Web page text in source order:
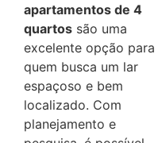
apartamentos de 4
quartos são uma
excelente opção para
quem busca um lar
espaçoso e bem
localizado. Com
planejamento e